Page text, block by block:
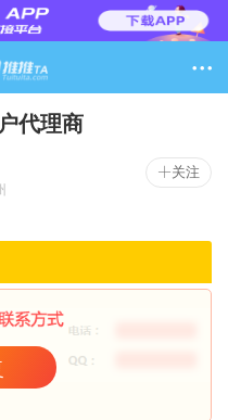
代理商
关注